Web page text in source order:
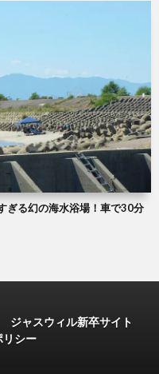
ぎる幻の海水浴場！車で30分
ジャスウィル新卒サイト
リシー